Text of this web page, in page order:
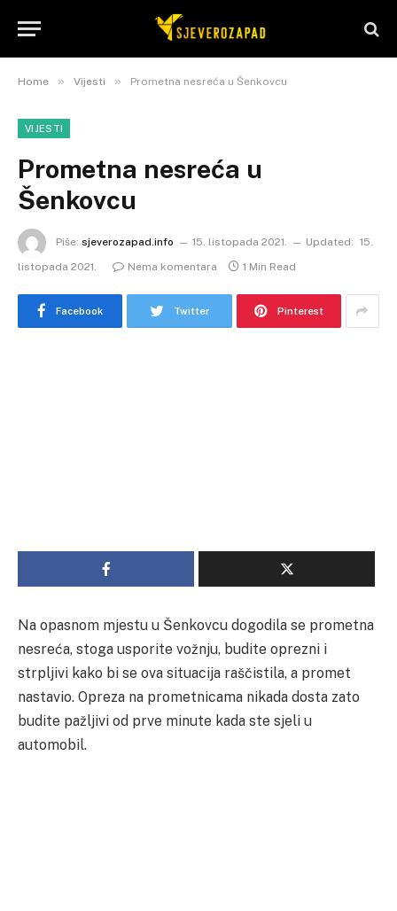
Home » Vijesti » Prometna nesreća u Šenkovcu
VIJESTI
Prometna nesreća u
Šenkovcu
Piše: sjeverozapad.info 15. listopada 2021. Updated: 15.
listopada 2021.
Nema komentara 1 Min Read
Facebook Twitter Pinterest
Na opasnom mjestu u Šenkovcu dogodila se prometna
nesreća, stoga usporite vožnju, budite oprezni i
strpljivi kako bi se ova situacija raščistila, a promet
nastavio. Opreza na prometnicama nikada dosta zato
budite pažljivi od prve minute kada ste sjeli u
automobil.